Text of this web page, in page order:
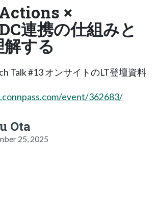
×
連携の仕組みと
する
Talk #13 オンサイトのLT登壇資料
event/362683/
Ota
25, 2025